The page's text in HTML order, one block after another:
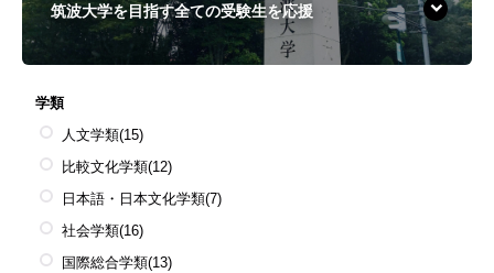
筑波大学を目指す全ての受験生を応援
学類
人文学類(15)
比較文化学類(12)
日本語・日本文化学類(7)
社会学類(16)
国際総合学類(13)